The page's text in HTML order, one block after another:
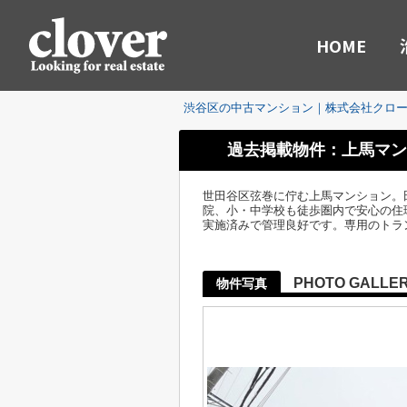
HOME
渋谷区の中古マンション｜株式会社クロ
過去掲載物件：上馬マ
世田谷区弦巻に佇む上馬マンション
院、小・中学校も徒歩圏内で安心の
実施済みで管理良好です。専用のト
物件写真 PHOTO